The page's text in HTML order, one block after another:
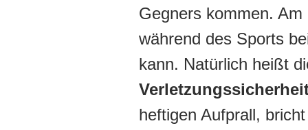
Gegners kommen.
während des Sports
kann. Natürlich heißt
heftigen Aufprall,